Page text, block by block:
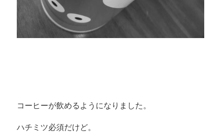
コーヒーが飲めるようになりました。
ハチミツ必須だけど。